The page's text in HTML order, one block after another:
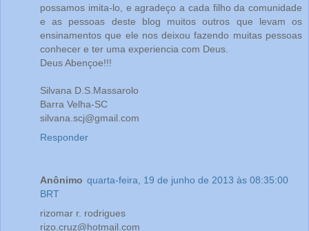
possamos imita-lo, e agradeço a cada filho da comunidade
e as pessoas deste blog muitos outros que levam os
ensinamentos que ele nos deixou fazendo muitas pessoas
conhecer e ter uma experiencia com Deus.
Deus Abençoe!!!
Silvana D.S.Massarolo
Barra Velha-SC
silvana.scj@gmail.com
Responder
Anônimo quarta-feira, 19 de junho de 2013 às 08:35:00
BRT
rizomar r. rodrigues
rizo.cruz@hotmail.com